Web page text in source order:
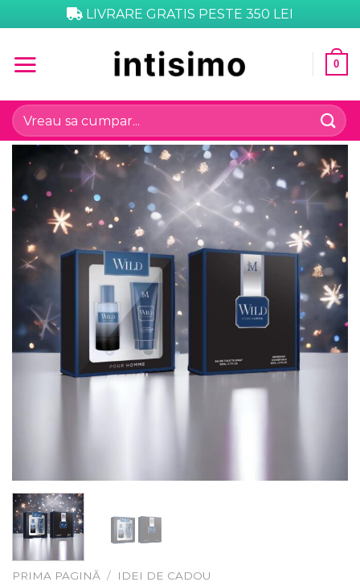
to
LIVRARE GRATIS PESTE 350 LEI
0
Caută
după:
PRIMA PAGINĂ / IDEI DE CADOU